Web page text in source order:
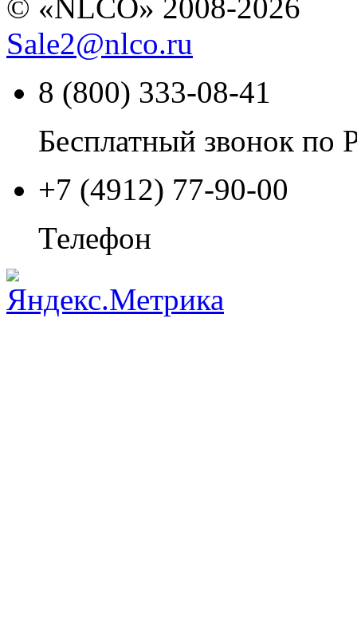
© «NLCO» 2008-2026
Sale2@nlco.ru
8 (800) 333-08-41
Бесплатный звонок по
+7 (4912) 77-90-00
Телефон